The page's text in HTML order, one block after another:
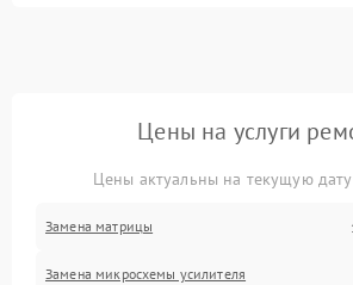
Цены на услуги
Цены актуальны на текущую
Замена матрицы
Замена микросхемы усилителя